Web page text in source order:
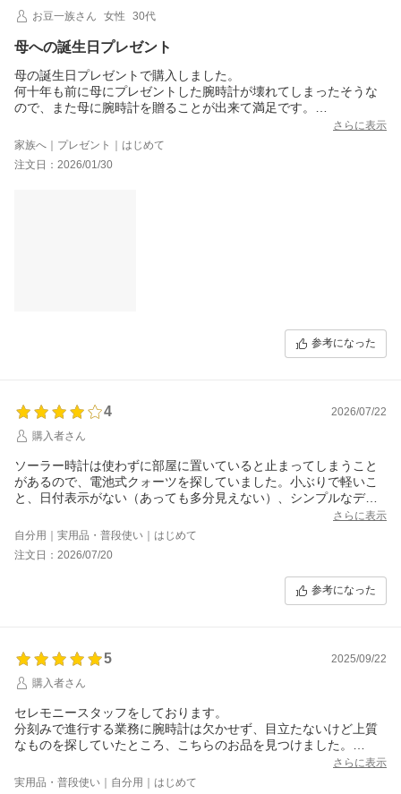
お豆一族さん
女性 30代
母への誕生日プレゼント
母の誕生日プレゼントで購入しました。
何十年も前に母にプレゼントした腕時計が壊れてしまったそうな
ので、また母に腕時計を贈ることが出来て満足です。
サイズ感と、文字盤の見やすさと、とても気に入って貰えまし
た。
購入してよかったです
さらに表示
家族へ｜プレゼント｜はじめて
注文日：2026/01/30
参考になった
4
2026/07/22
購入者さん
ソーラー時計は使わずに部屋に置いていると止まってしまうこと
があるので、電池式クォーツを探していました。小ぶりで軽いこ
と、日付表示がない（あっても多分見えない）、シンプルなデザ
インであること等、希望通りでしたが、もう2mm程度文字盤が大
きい方が見やすかったかもしれません。
文字盤は写真やレビューなどで白ではないと分かっていました
が、薄いグレージュのような色で、そこは少しイメージとは違い
ました。ですが、全体的にレトロな雰囲気でまとまっています。
夏は革ベルトが傷みやすいので、しばらく金属ベルトに付け替え
さらに表示
自分用｜実用品・普段使い｜はじめて
注文日：2026/07/20
参考になった
5
2025/09/22
購入者さん
セレモニースタッフをしております。
分刻みで進行する業務に腕時計は欠かせず、目立たないけど上質
なものを探していたところ、こちらのお品を見つけました。
小さいながら凛とした佇まいで、正確に時を知らせてくれる頼も
しい相棒になりました。
さらに表示
実用品・普段使い｜自分用｜はじめて